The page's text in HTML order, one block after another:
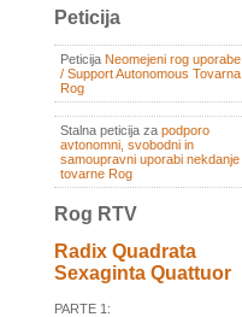
Peticija
Peticija Neomejeni rog uporabe
/ Support Autonomous Tovarna
Rog
Stalna peticija za podporo
avtonomni, svobodni in
samoupravni uporabi nekdanje
tovarne Rog
Rog RTV
Radix Quadrata
Sexaginta Quattuor
PARTE 1: